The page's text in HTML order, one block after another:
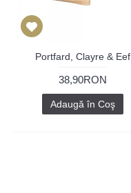
Portfard, Clayre & Eef
38,90RON
Adaugă în Coş